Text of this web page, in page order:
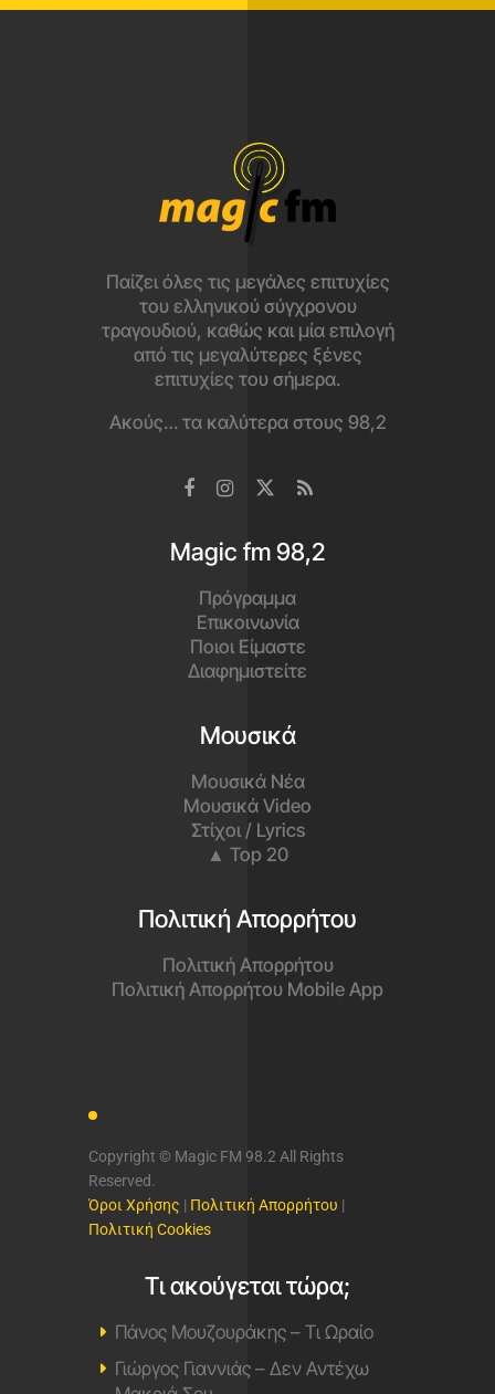
Παίζει όλες τις μεγάλες επιτυχίες
του ελληνικού σύγχρονου
τραγουδιού, καθώς και μία επιλογή
από τις μεγαλύτερες ξένες
επιτυχίες του σήμερα.
Ακούς… τα καλύτερα στους 98,2
Magic fm 98,2
Πρόγραμμα
Επικοινωνία
Ποιοι Είμαστε
Διαφημιστείτε
Μουσικά
Μουσικά Νέα
Μουσικά Video
Στίχοι / Lyrics
▲ Top 20
Πολιτική Απορρήτου
Πολιτική Απορρήτου
Πολιτική Απορρήτου Mobile App
Copyright © Magic FM 98.2 All Rights
Reserved.
Όροι Χρήσης | Πολιτική Απορρήτου |
Πολιτική Cookies
Τι ακούγεται τώρα;
Πάνος Μουζουράκης – Τι Ωραίο
Γιώργος Γιαννιάς – Δεν Αντέχω